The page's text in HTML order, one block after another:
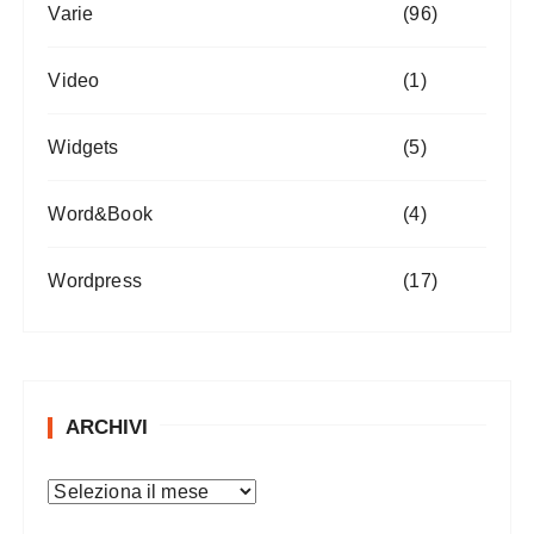
Varie (96)
Video (1)
Widgets (5)
Word&Book (4)
Wordpress (17)
ARCHIVI
A